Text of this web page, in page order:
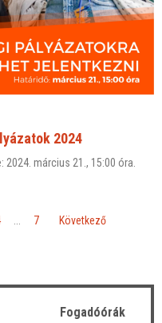
2024
március 21., 15:00 óra.
7 Következő
Fogadóórák